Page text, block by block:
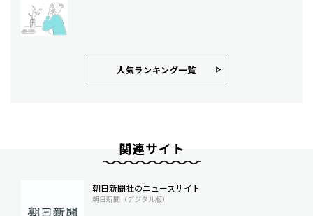
人気ランキング⼀覧
関連サイト
朝日新聞社のニュースサイト
朝日新聞（デジタル版）